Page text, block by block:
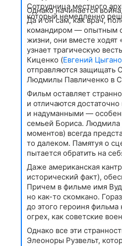
Сотрудница местного
который немедленно
Однако начинается
Да и он сам, как врач,
командиром — опытным
жизни, они вместе ходят
узнает трагическую
Киценко (Евгений
отправляются защищать
Людмилы Павличенко в
Фильм оставляет
и отличаются
и надуманными —
семьей Бориса. Людмила
моментов) всегда
то далеком. Памятуя о
пытается обратить на
Даже американская
исторический факт),
Причем в фильме имя
но как-то скомкано.
до этого героиня
огрех, как советские
Однако все эти
Элеоноры Рузвельт,